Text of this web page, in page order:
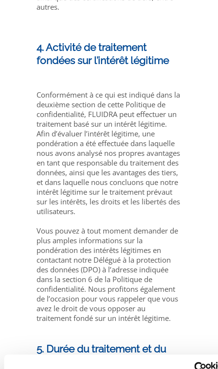
autres.
4. Activité de traitement
fondées sur l’intérêt légitime
Conformément à ce qui est indiqué dans la
deuxième section de cette Politique de
confidentialité, FLUIDRA peut effectuer un
traitement basé sur un intérêt légitime.
Afin d’évaluer l’intérêt légitime, une
pondération a été effectuée dans laquelle
nous avons analysé nos propres avantages
en tant que responsable du traitement des
données, ainsi que les avantages des tiers,
et dans laquelle nous concluons que notre
intérêt légitime sur le traitement prévaut
sur les intérêts, les droits et les libertés des
utilisateurs.
Vous pouvez à tout moment demander de
plus amples informations sur la
pondération des intérêts légitimes en
contactant notre Délégué à la protection
des données (DPO) à l’adresse indiquée
dans la section 6 de la Politique de
confidentialité. Nous profitons également
de l’occasion pour vous rappeler que vous
avez le droit de vous opposer au
traitement fondé sur un intérêt légitime.
5. Durée du traitement et du